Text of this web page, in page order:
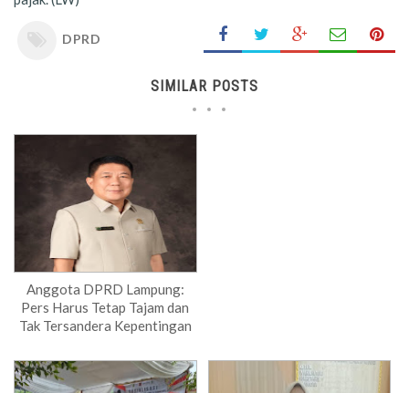
DPRD
SIMILAR POSTS
Anggota DPRD Lampung:
Pers Harus Tetap Tajam dan
Tak Tersandera Kepentingan